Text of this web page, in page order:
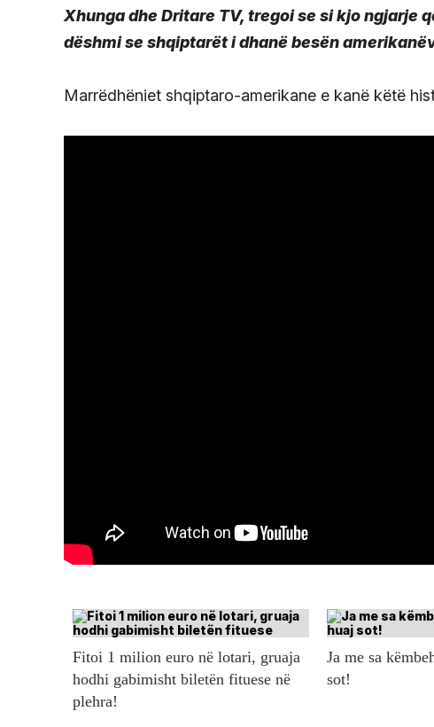
Xhunga dhe Dritare TV, tregoi se si kjo ngjarje
dëshmi se shqiptarët i dhanë besën
Marrëdhëniet shqiptaro-amerikane e kanë këtë
Fitoi 1 milion euro në lotari, gruaja
hodhi gabimisht biletën fituese në
plehra!
Ja me sa
sot!